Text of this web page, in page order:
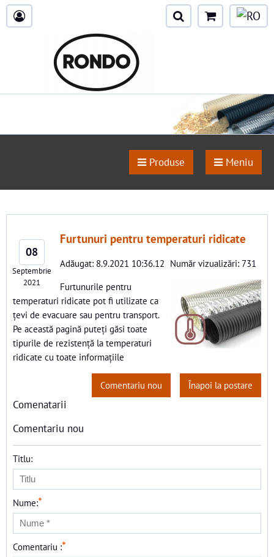
Produse Meniu
08
Septembrie
2021
Furtunuri pentru temperaturi ridicate
Adăugat: 8.9.2021 10:36.12 Număr vizualizări: 731
Furtunurile pentru
temperaturi ridicate pot fi utilizate ca
țevi de evacuare sau pentru transport.
Pe această pagină puteți găsi toate
tipurile de rezistență la temperaturi
ridicate cu toate informațiile
Înapoi la postare
Comentariu nou
Comenatarii
Comentariu nou
Titlu:
Nume:*
Comentariu :*